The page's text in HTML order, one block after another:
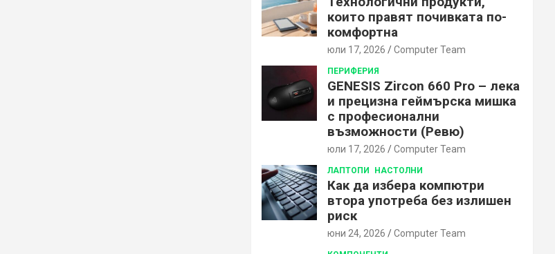
които правят почивката по-
комфортна
юли 17, 2026 Computer Team
ПЕРИФЕРИЯ
GENESIS Zircon 660 Pro – лека
и прецизна геймърска мишка
с професионални
възможности (Ревю)
юли 17, 2026 Computer Team
ЛАПТОПИ НАСТОЛНИ
Как да избера компютри
втора употреба без излишен
риск
юни 24, 2026 Computer Team